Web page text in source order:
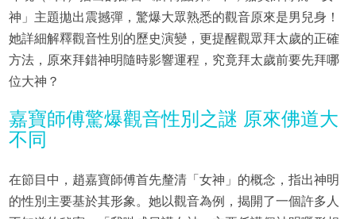
神」主題拋出震撼彈，驚爆大眾熟悉的觀音原來是男兒身！
她詳細解釋觀音性別的歷史演變，更提醒觀眾拜太歲的正確
方法，原來拜錯神明隨時影響運程，究竟拜太歲前要先拜哪
位大神？
嘉寶師傅驚爆觀音性別之謎 原來佛道大
不同
在節目中，趙嘉寶師傅首先釐清「女神」的概念，指出神明
的性別主要基於其形象。她以觀音為例，揭開了一個許多人